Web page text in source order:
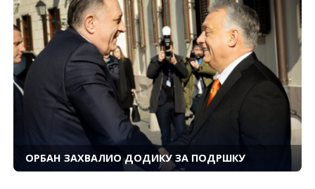
ОРБАН ЗАХВАЛИО ДОДИКУ ЗА ПОДРШКУ